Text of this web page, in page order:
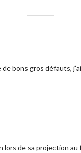
bons gros défauts,
de sa projection au